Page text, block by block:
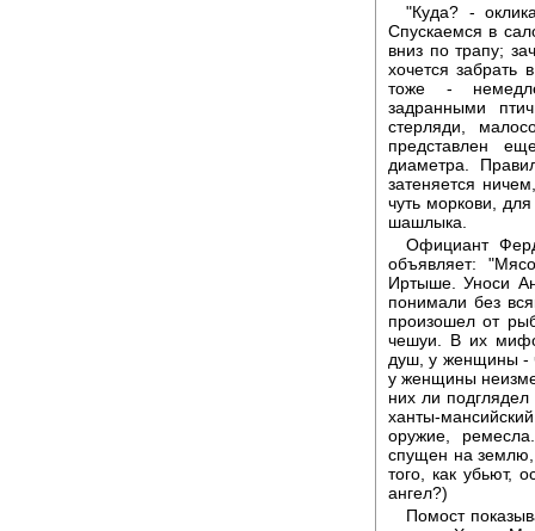
"Куда? -
Спускаемся в
вниз по трапу;
хочется забрать
тоже -
задранными
стерляди,
представлен
диаметра.
затеняется
чуть моркови,
шашлыка.
Официант
объявляет:
Иртыше. Уноси
понимали без
произошел от
чешуи. В их
душ, у женщины -
у женщины
них ли
ханты-
оружие,
спущен на землю,
того, как убьют,
ангел?)
Помост